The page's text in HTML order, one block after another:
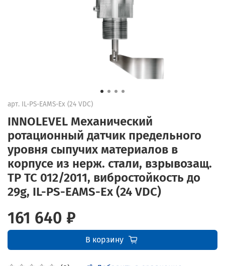
арт. IL-PS-EAMS-Ex (24 VDC)
INNOLEVEL Механический
ротационный датчик предельного
уровня сыпучих материалов в
корпусе из нерж. стали, взрывозащ.
ТР ТС 012/2011, вибростойкость до
29g, IL-PS-EAMS-Ex (24 VDC)
161 640 ₽
В корзину